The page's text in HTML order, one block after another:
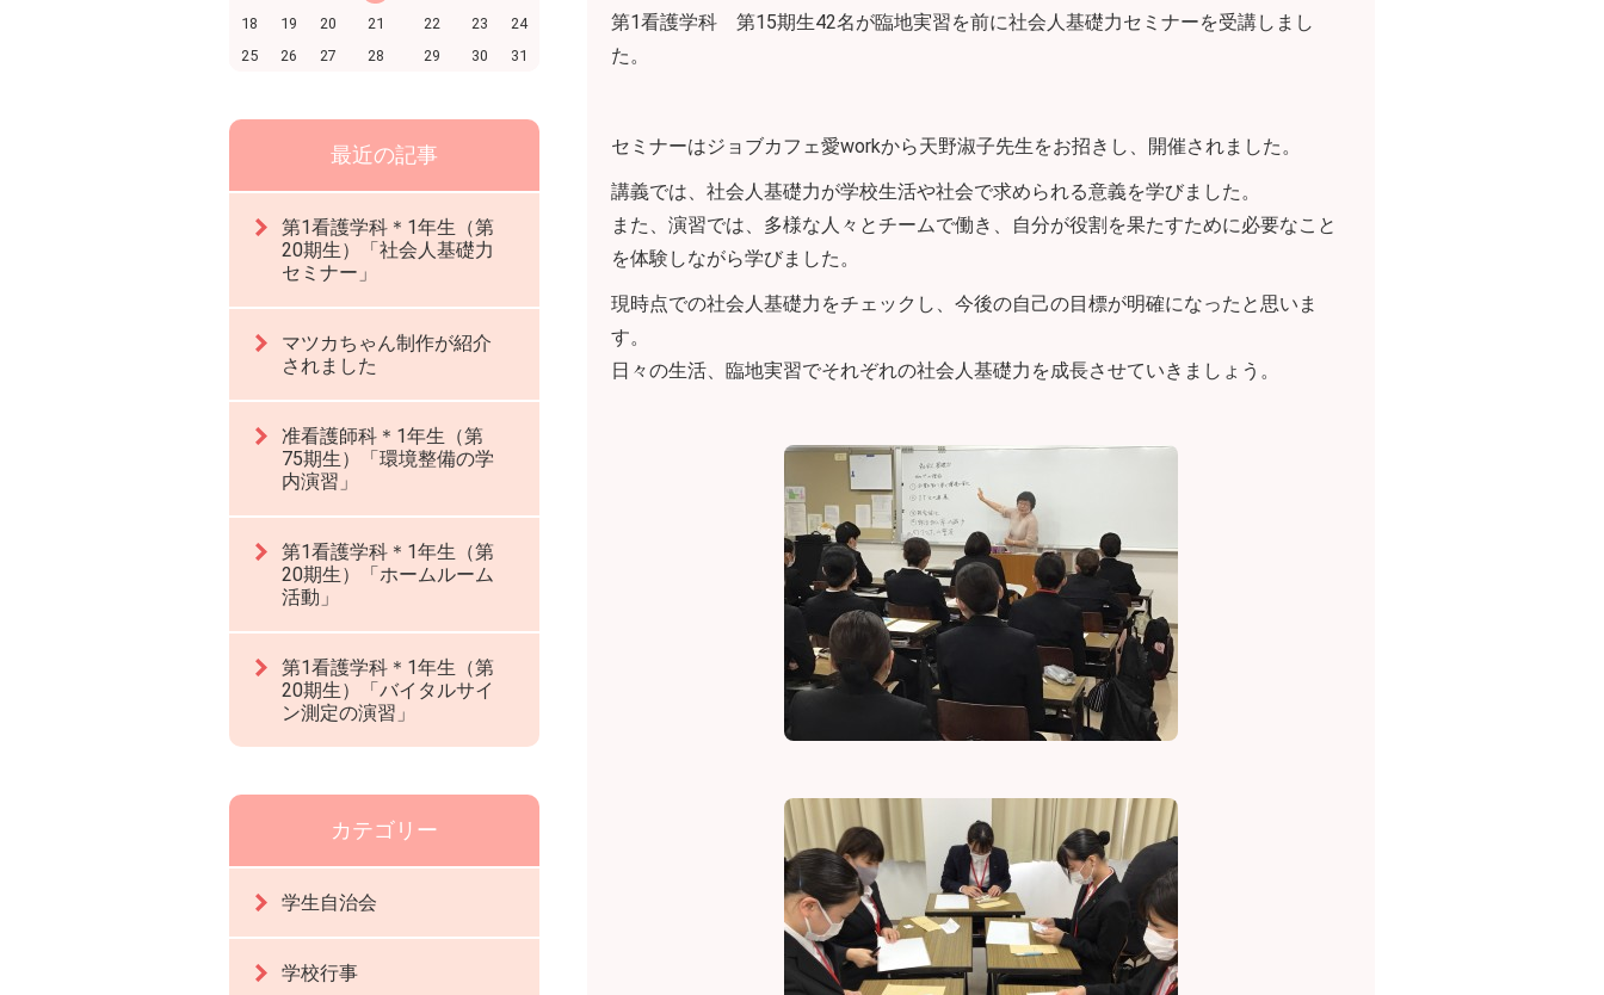
第1看護学科 第15期生42名が臨地実習を前に社会人基礎力セミナーを受講しまし
た。
セミナーはジョブカフェ愛workから天野淑子先生をお招きし、開催されました。
講義では、社会人基礎力が学校生活や社会で求められる意義を学びました。
また、演習では、多様な人々とチームで働き、自分が役割を果たすために必要なこと
を体験しながら学びました。
現時点での社会人基礎力をチェックし、今後の自己の目標が明確になったと思いま
す。
日々の生活、臨地実習でそれぞれの社会人基礎力を成長させていきましょう。
18
19 20 21 22 23
24
25
26 27 28 29 30 31
最近の記事
第1看護学科＊1年生（第
20期生）「社会人基礎力
セミナー」
マツカちゃん制作が紹介
されました
准看護師科＊1年生（第
75期生）「環境整備の学
内演習」
第1看護学科＊1年生（第
20期生）「ホームルーム
活動」
第1看護学科＊1年生（第
20期生）「バイタルサイ
ン測定の演習」
カテゴリー
学生自治会
学校行事